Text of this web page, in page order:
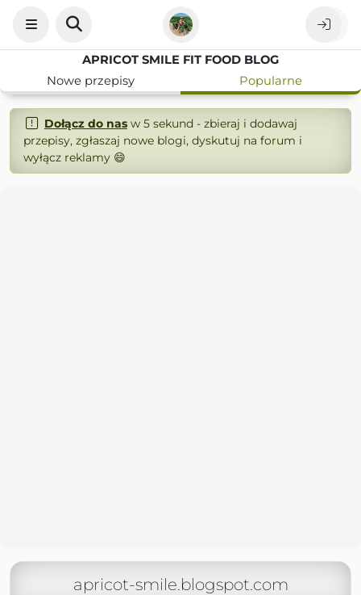
APRICOT SMILE FIT FOOD BLOG
Nowe przepisy
Popularne
Dołącz do nasw 5 sekund - zbieraj i dodawaj
przepisy, zgłaszaj nowe blogi, dyskutuj na forum i
wyłącz reklamy 😄
apricot-smile.blogspot.com